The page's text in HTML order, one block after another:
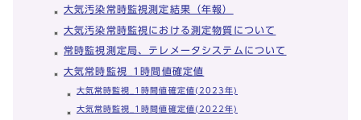
大気汚染常時監視測定結果（年報）
大気汚染常時監視における測定物質について
常時監視測定局、テレメータシステムについて
大気常時監視_1時間値確定値
大気常時監視_1時間値確定値(2023年)
大気常時監視_1時間値確定値(2022年)